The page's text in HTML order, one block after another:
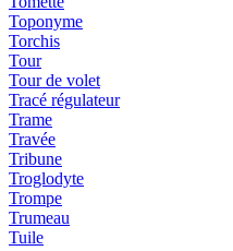
Toponyme
Torchis
Tour
Tour de volet
Tracé régulateur
Trame
Travée
Tribune
Troglodyte
Trompe
Trumeau
Tuile